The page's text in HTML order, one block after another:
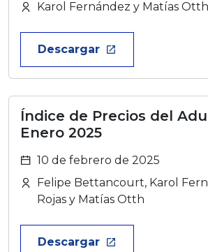
Karol Fernández y Matías Otth
Descargar launch
Índice de Precios del
Enero 2025
10 de febrero de 2025
Felipe Bettancourt, Karol
Rojas y Matías Otth
Descargar launch